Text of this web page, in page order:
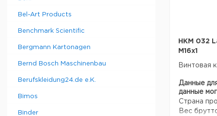
Bel-Art Products
Benchmark Scientific
Bergmann Kartonagen
Bernd Bosch Maschinenbau
Berufskleidung24.de e.K.
Bimos
Binder
2 ниппеля
данные
Страна
Вес брутто:
Ширина
Высота
HKM 032
M16x1
Винтовая
Данные
данные
Страна
Вес